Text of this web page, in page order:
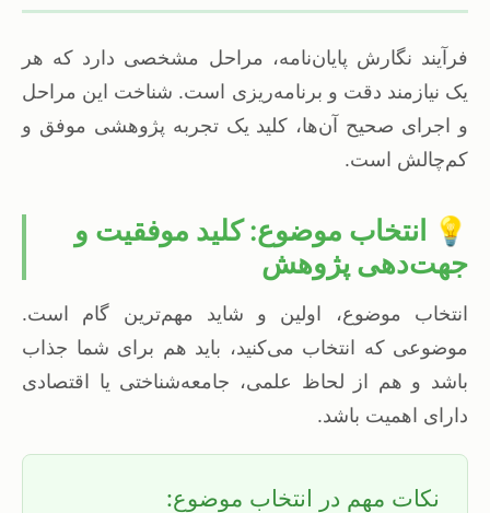
فرآیند نگارش پایان‌نامه، مراحل مشخصی دارد که هر
یک نیازمند دقت و برنامه‌ریزی است. شناخت این مراحل
و اجرای صحیح آن‌ها، کلید یک تجربه پژوهشی موفق و
کم‌چالش است.
💡 انتخاب موضوع: کلید موفقیت و
جهت‌دهی پژوهش
انتخاب موضوع، اولین و شاید مهم‌ترین گام است.
موضوعی که انتخاب می‌کنید، باید هم برای شما جذاب
باشد و هم از لحاظ علمی، جامعه‌شناختی یا اقتصادی
دارای اهمیت باشد.
نکات مهم در انتخاب موضوع: